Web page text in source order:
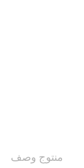
منتوج وصف